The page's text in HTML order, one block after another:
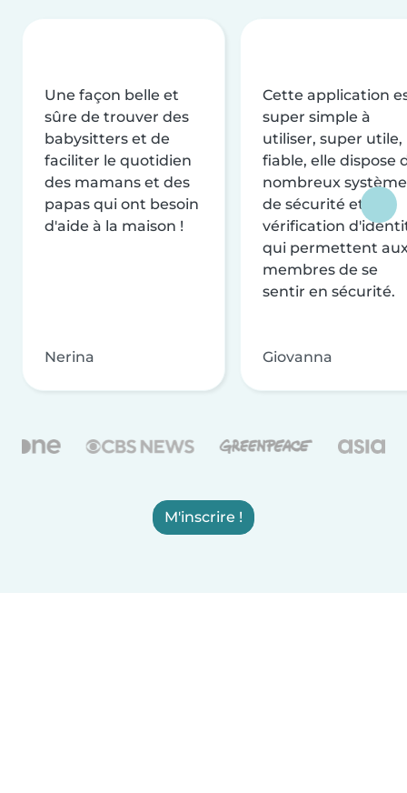
Une façon belle et
sûre de trouver des
babysitters et de
faciliter le quotidien
des mamans et des
papas qui ont besoin
d'aide à la maison !
Nerina
Cette application
super simple à
utiliser, super utile,
fiable, elle dispose
nombreux
de sécurité et de
vérification
qui permettent
membres de se
sentir en sécurité.
Giovanna
M'inscrire !